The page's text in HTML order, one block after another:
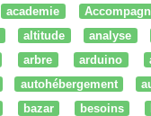
academie
altitude analyse
arbre arduino
autohébergement
bazar besoins